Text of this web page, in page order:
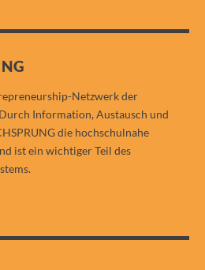
Netzwerk der
Information, Austausch und
die hochschulnahe
ist ein wichtiger Teil des